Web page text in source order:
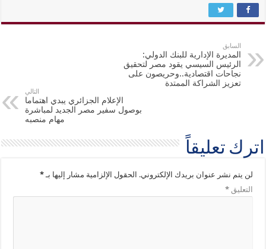
السابق
المديرة الإدارية للبنك الدولي:
الرئيس السيسي يقود مصر لتحقيق
نجاحات اقتصادية..وحريصون على
تعزيز الشراكة الممتدة
التالي
الإعلام الجزائري يبدي اهتماما
بوصول سفير مصر الجديد لمباشرة
مهام منصبه
اترك تعليقاً
لن يتم نشر عنوان بريدك الإلكتروني. الحقول الإلزامية مشار إليها بـ*
التعليق*